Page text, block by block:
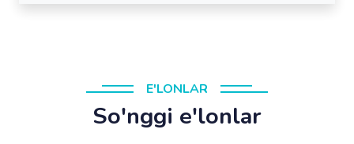
E'LONLAR
So'nggi e'lonlar